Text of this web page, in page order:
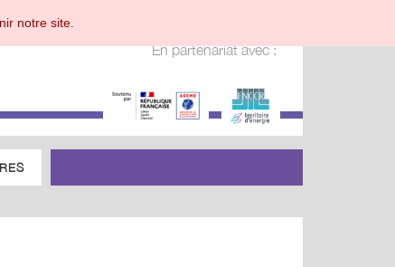
En partenariat avec :
notre site.